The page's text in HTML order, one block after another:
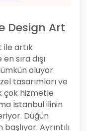
Design Art
ile artık
sıra dışı
oluyor.
tasarımları ve
çok hizmetle
İstanbul ilinin
Düğün
Ayrıntılı